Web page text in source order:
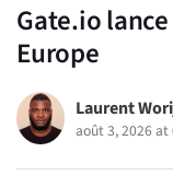
Gate.io
Europe
Laurent
août 3, 2026 at